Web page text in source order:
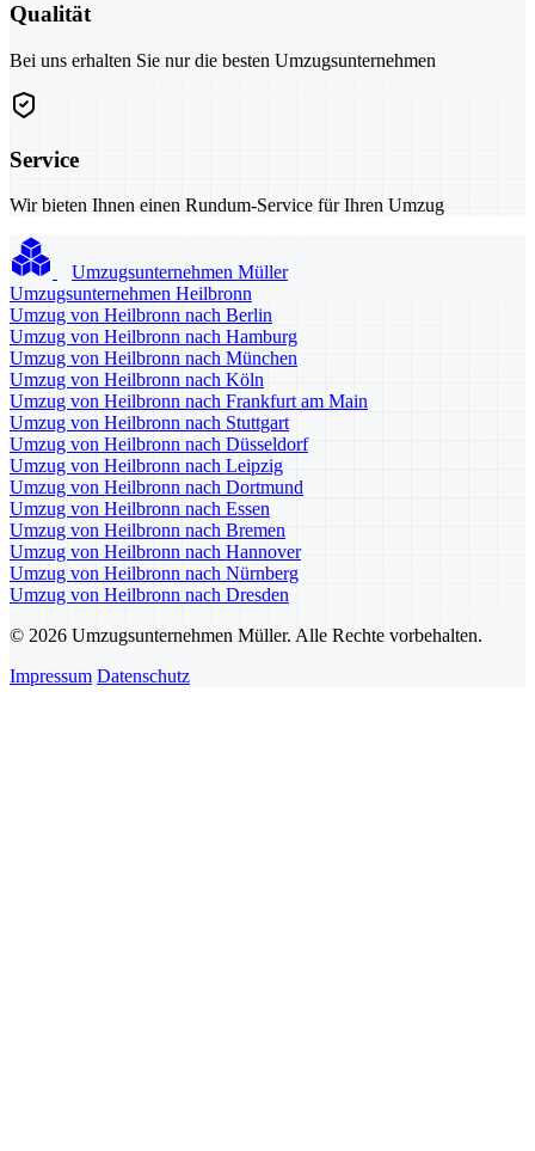
Qualität
Bei uns erhalten Sie nur die besten Umzugsunternehmen
Service
Wir bieten Ihnen einen Rundum-Service für Ihren Umzug
Umzugsunternehmen Müller
Umzugsunternehmen Heilbronn
Umzug von Heilbronn nach Berlin
Umzug von Heilbronn nach Hamburg
Umzug von Heilbronn nach München
Umzug von Heilbronn nach Köln
Umzug von Heilbronn nach Frankfurt am Main
Umzug von Heilbronn nach Stuttgart
Umzug von Heilbronn nach Düsseldorf
Umzug von Heilbronn nach Leipzig
Umzug von Heilbronn nach Dortmund
Umzug von Heilbronn nach Essen
Umzug von Heilbronn nach Bremen
Umzug von Heilbronn nach Hannover
Umzug von Heilbronn nach Nürnberg
Umzug von Heilbronn nach Dresden
© 2026 Umzugsunternehmen Müller. Alle Rechte vorbehalten.
Impressum Datenschutz